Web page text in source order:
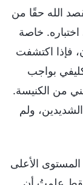
الله حقًا من
خاصة
فإذا اكتشفت
بواجب
من الكنيسة.
ولم
الأعلى